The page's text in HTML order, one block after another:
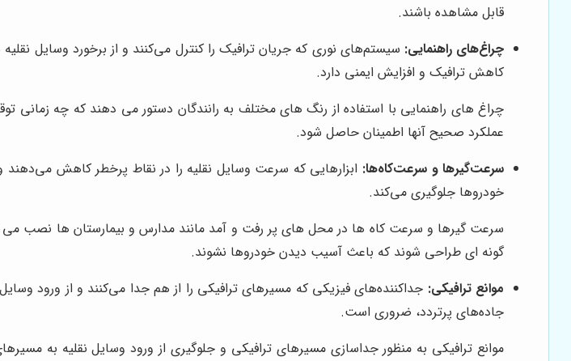
قابل مشاهده باشند.
چراغ‌های راهنمایی: سیستم‌های نوری که جریان ترافیک را کنترل می‌کنند و از برخورد وسایل
کاهش ترافیک و افزایش ایمنی دارد.
چراغ های راهنمایی با استفاده از رنگ های مختلف به رانندگان دستور می دهند که چه زمانی
عملکرد صحیح آنها اطمینان حاصل شود.
سرعت‌گیرها و سرعت‌کاه‌ها: ابزارهایی که سرعت وسایل نقلیه را در نقاط پرخطر کاهش
خودروها جلوگیری می‌کند.
سرعت گیرها و سرعت کاه ها در محل های پر رفت و آمد مانند مدارس و بیمارستان ها نصب می
گونه ای طراحی شوند که باعث آسیب دیدن خودروها نشوند.
موانع ترافیکی: جداکننده‌های فیزیکی که مسیرهای ترافیکی را از هم جدا می‌کنند و از ورود
جاده‌های پرتردد، ضروری است.
موانع ترافیکی به منظور جداسازی مسیرهای ترافیکی و جلوگیری از ورود وسایل نقلیه به